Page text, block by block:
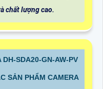
chất lượng cao.
SDA20-GN-AW-PV
SẢN PHẨM CAMERA